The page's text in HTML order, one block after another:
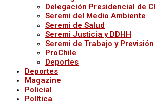
Delegación Presidencial de
Seremi del Medio Ambiente
Seremi de Salud
Seremi Justicia y DDHH
Seremi de Trabajo y
ProChile
Deportes
Deportes
Magazine
Policial
Política